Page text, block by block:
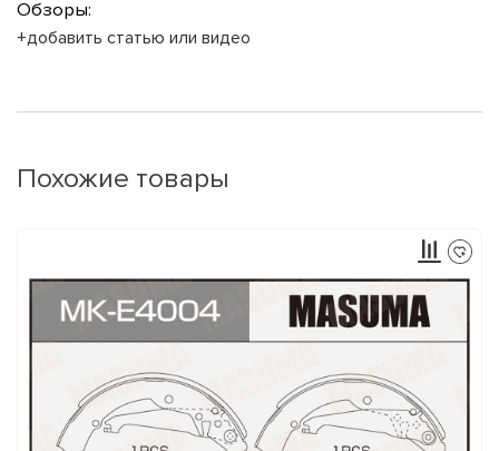
Обзоры:
+добавить статью или видео
Похожие товары